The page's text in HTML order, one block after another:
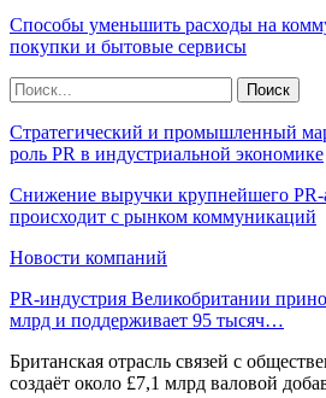
Способы уменьшить расходы на
покупки и бытовые сервисы
Стратегический и промышленный
роль PR в индустриальной экономике
Снижение выручки крупнейшего PR-
происходит с рынком коммуникаций
Новости компаний
PR-индустрия Великобритании
млрд и поддерживает 95 тысяч…
Британская отрасль связей с
создаёт около £7,1 млрд валовой